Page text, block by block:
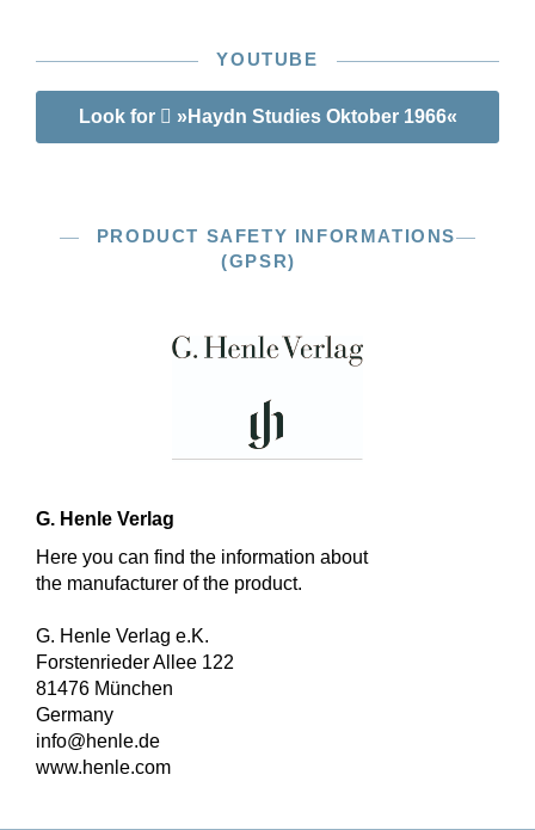
YOUTUBE
Look for »Haydn Studies Oktober 1966«
PRODUCT SAFETY INFORMATIONS
(GPSR)
G. Henle Verlag
Here you can find the information about
the manufacturer of the product.
G. Henle Verlag e.K.
Forstenrieder Allee 122
81476 München
Germany
info@henle.de
www.henle.com